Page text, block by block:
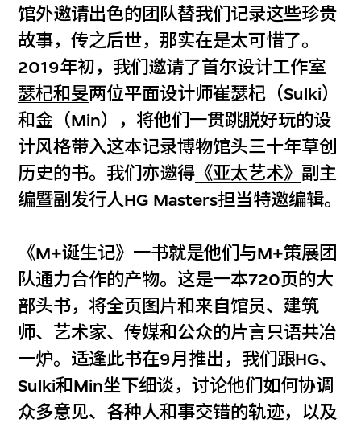
馆外邀请出色的团队替我们记录这些珍贵
故事，传之后世，那实在是太可惜了。
2019年初，我们邀请了首尔设计工作室
瑟杞和旻两位平面设计师崔瑟杞（Sulki）
和金（Min），将他们一贯跳脱好玩的设
计风格带入这本记录博物馆头三十年草创
历史的书。我们亦邀得 《亚太艺术》 副主
编暨副发行人HG Masters担当特邀编辑。
《M+诞生记》一书就是他们与M+策展团
队通力合作的产物。这是一本720页的大
部头书，将全页图片和来自馆员、建筑
师、艺术家、传媒和公众的片言只语共冶
一炉。适逢此书在9月推出，我们跟HG、
Sulki和Min坐下细谈，讨论他们如何协调
众多意见、各种人和事交错的轨迹，以及